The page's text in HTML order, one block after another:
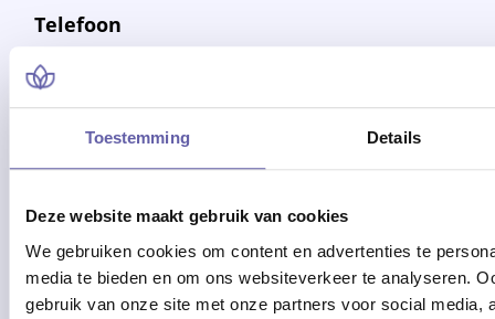
Toestemming Details
Deze website maakt gebruik van cookies
We gebruiken cookies om content en advertenties te
media te bieden en om ons websiteverkeer te analyseren.
gebruik van onze site met onze partners voor social media,